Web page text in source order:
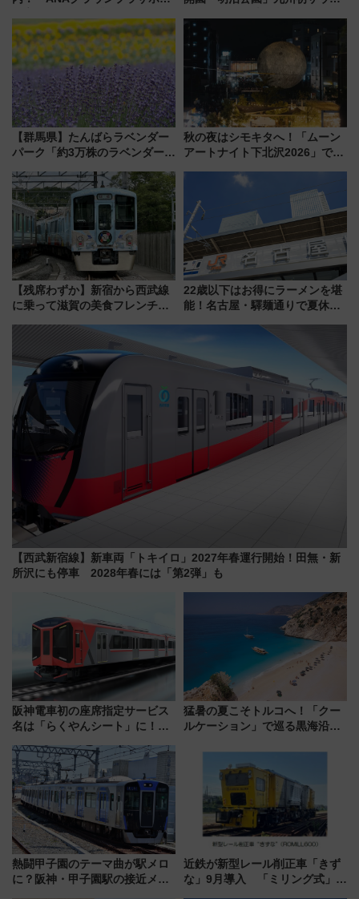
品グルメ登場で駅前の過ごし方
はどう変わる？
【群馬県】たんばらラベンダー
パーク「約3万株のラベンダー」
で都心から約1時間半で夏の絶景
を！
秋の夜はシモキタへ！「ムーン
アートナイト下北沢2026」でイ
を満喫しよう
【残席わずか】新宿から西武線
に乗って滋賀の美食フレンチを
「52席の至福」で味わう近江牛
や伝統文化の特別コラボ
22歳以下はお得にラーメンを堪
能！名古屋・驛麺通りで夏休み
よりスタート
【西武新宿線】新車両「トキイロ」2027年春運行開始！田無・新
所沢にも停車 2028年春には「第2弾」も
阪神電車初の座席指定サービス
名は「らくやんシート」に！新
を快適移動
猛暑の夏こそトルコへ！「クー
ルケーション」で巡る黒海沿岸
ショジオも認める『2026年に訪
れるべき世界の旅先』
熱闘甲子園のテーマ曲が駅メロ
に？阪神・甲子園駅の接近メロ
近鉄が新型レール削正車「きず
な」9月導入 「ミリング式」採